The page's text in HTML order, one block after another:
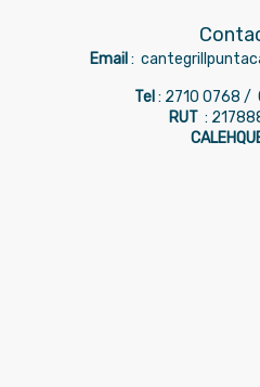
Email:
Tel: 2710 0768 /
RUT :